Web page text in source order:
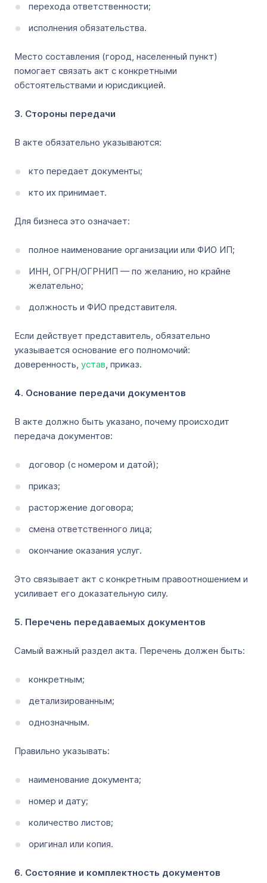
перехода ответственности;
исполнения обязательства.
Место составления (город, населенный пункт)
помогает связать акт с конкретными
обстоятельствами и юрисдикцией.
3. Стороны передачи
В акте обязательно указываются:
кто передает документы;
кто их принимает.
Для бизнеса это означает:
полное наименование организации или ФИО ИП;
ИНН, ОГРН/ОГРНИП — по желанию, но крайне
желательно;
должность и ФИО представителя.
Если действует представитель, обязательно
указывается основание его полномочий:
доверенность, устав, приказ.
4. Основание передачи документов
В акте должно быть указано, почему происходит
передача документов:
договор (с номером и датой);
приказ;
расторжение договора;
смена ответственного лица;
окончание оказания услуг.
Это связывает акт с конкретным правоотношением и
усиливает его доказательную силу.
5. Перечень передаваемых документов
Самый важный раздел акта. Перечень должен быть:
конкретным;
детализированным;
однозначным.
Правильно указывать:
наименование документа;
номер и дату;
количество листов;
оригинал или копия.
6. Состояние и комплектность документов